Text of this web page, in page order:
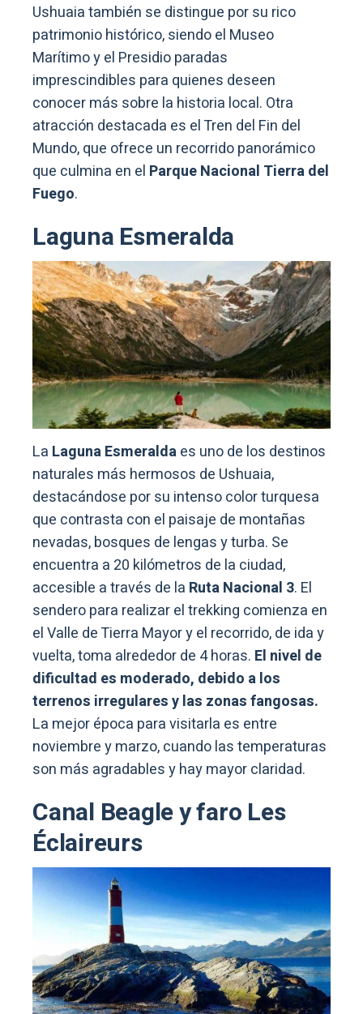
Ushuaia también se distingue por su rico
patrimonio histórico, siendo el Museo
Marítimo y el Presidio paradas
imprescindibles para quienes deseen
conocer más sobre la historia local. Otra
atracción destacada es el Tren del Fin del
Mundo, que ofrece un recorrido panorámico
que culmina en el Parque Nacional Tierra del
Fuego.
Laguna Esmeralda
La Laguna Esmeraldaes uno de los destinos
naturales más hermosos de Ushuaia,
destacándose por su intenso color turquesa
que contrasta con el paisaje de montañas
nevadas, bosques de lengas y turba. Se
encuentra a 20 kilómetros de la ciudad,
accesible a través de la Ruta Nacional 3. El
sendero para realizar el trekking comienza en
el Valle de Tierra Mayor y el recorrido, de ida y
vuelta, toma alrededor de 4 horas. El nivel de
dificultad es moderado, debido a los
terrenos irregulares y las zonas fangosas.
La mejor época para visitarla es entre
noviembre y marzo, cuando las temperaturas
son más agradables y hay mayor claridad.
Canal Beagle y faro Les
Éclaireurs